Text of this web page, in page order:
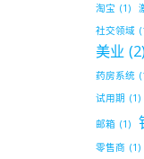
淘宝 (1)
社交领域
美业 (2)
药房系统
试用期 (1)
邮箱 (1)
零售商 (1)